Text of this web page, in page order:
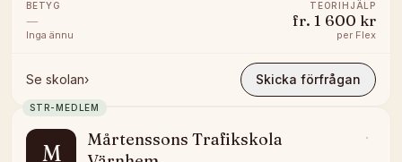
BETYG
—
Inga ännu
TEORIHJÄLP
fr. 1 600 kr
per Flex
Se skolan› Skicka förfrågan
STR-MEDLEM
M
Mårtenssons Trafikskola